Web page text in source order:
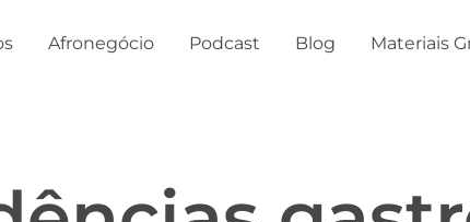
Afronegócio Podcast Blog Materiais